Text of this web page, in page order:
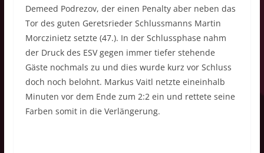
Demeed Podrezov, der einen Penalty aber neben das
Tor des guten Geretsrieder Schlussmanns Martin
Morczinietz setzte (47.). In der Schlussphase nahm
der Druck des ESV gegen immer tiefer stehende
Gäste nochmals zu und dies wurde kurz vor Schluss
doch noch belohnt. Markus Vaitl netzte eineinhalb
Minuten vor dem Ende zum 2:2 ein und rettete seine
Farben somit in die Verlängerung.